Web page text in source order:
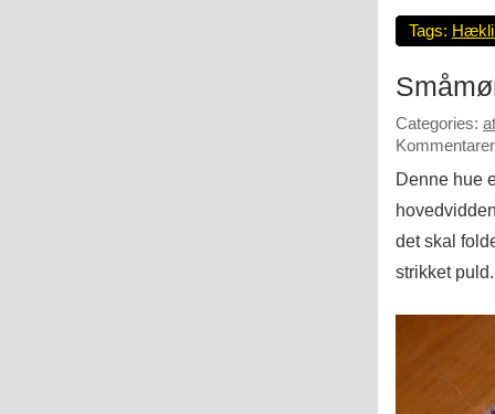
Tags:
Categories:
Denne hue
det skal
strikket puld.